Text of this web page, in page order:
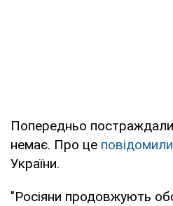
Попередньо
немає. Про це повідомили
України.
"Росіяни продовжують